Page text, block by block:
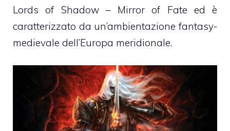
Lords of Shadow – Mirror of Fate ed è
caratterizzato da un’ambientazione fantasy-
medievale dell’Europa meridionale.